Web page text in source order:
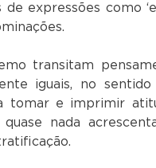
de expressões como
transitam
iguais, no
tomar e imprimir
nada